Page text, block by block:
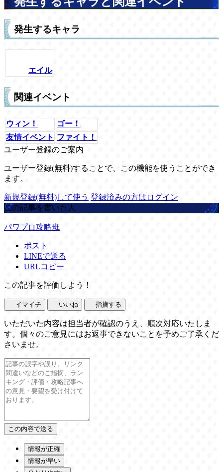
発生するキャラ
エイル
関連イベント
ウィン！
ゴー！
友情イベント ファイト！
ユーザー登録のご案内
ユーザー登録(無料)することで、この機能を使うことができ
ます。
新規登録(無料)して使う 登録済みの方はログイン
この記事を書いた人
パワプロ攻略班
ポスト
LINEで送る
URLコピー
この記事を評価しよう！
イマイチ いいね 指摘する
いただいた内容は担当者が確認のうえ、順次対応いたしま
す。個々のご意見にはお返事できないことを予めご了承くだ
さいませ。
情報が正確
情報が早い